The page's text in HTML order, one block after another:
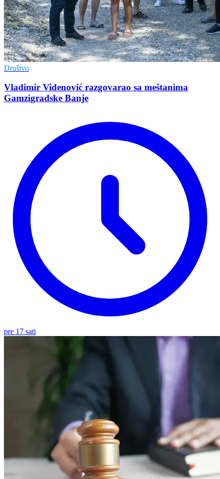
Društvo
Vladimir Vidеnović razgovarao sa mеštanima
Gamzigradskе Banjе
pre 17 sati